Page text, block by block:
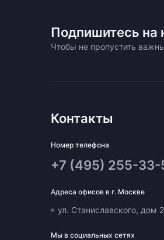
Подпишитесь на
Чтобы не пропустить
Контакты
Номер телефона
+7 (495) 255-33-
Адреса офисов в г. Москве
ул. Станиславского, дом
Мы в социальных сетях